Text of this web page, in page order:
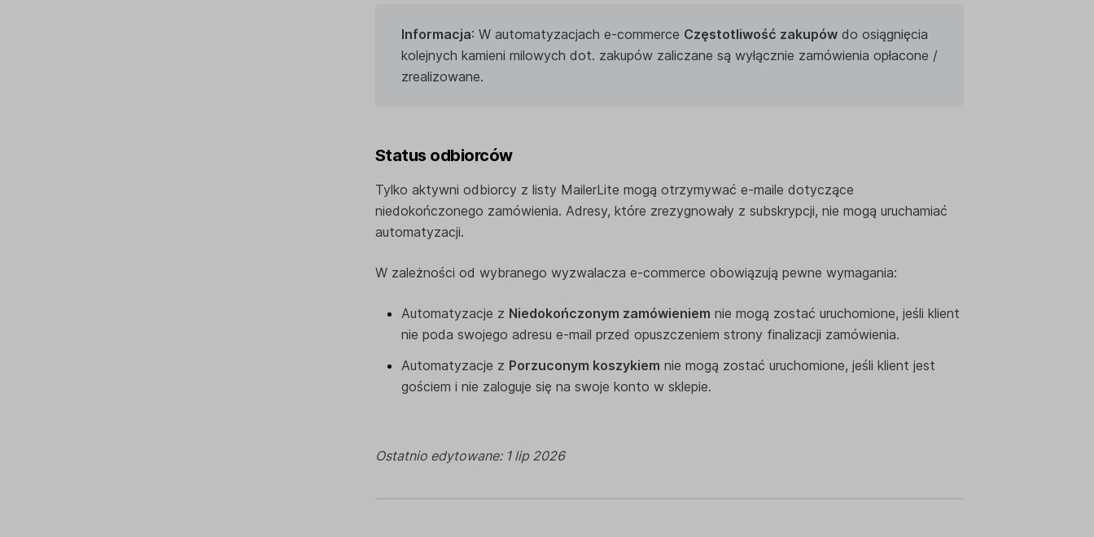
Informacja: W automatyzacjach e-commerce Częstotliwość zakupówdo osiągnięcia
kolejnych kamieni milowych dot. zakupów zaliczane są wyłącznie zamówienia opłacone /
zrealizowane.
Status odbiorców
Tylko aktywni odbiorcy z listy MailerLite mogą otrzymywać e-maile dotyczące
niedokończonego zamówienia. Adresy, które zrezygnowały z subskrypcji, nie mogą uruchamiać
automatyzacji.
W zależności od wybranego wyzwalacza e-commerce obowiązują pewne wymagania:
Automatyzacje z Niedokończonym zamówieniem nie mogą zostać uruchomione, jeśli klient
nie poda swojego adresu e-mail przed opuszczeniem strony finalizacji zamówienia.
Automatyzacje z Porzuconym koszykiem nie mogą zostać uruchomione, jeśli klient jest
gościem i nie zaloguje się na swoje konto w sklepie.
Ostatnio edytowane: 1 lip 2026